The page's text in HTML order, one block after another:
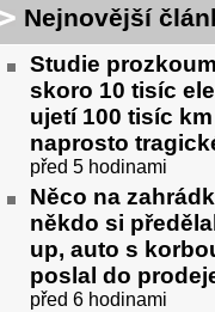
Nejnovější
Studie
skoro 10 tisíc
ujetí 100 tisíc
naprosto
před 5 hodinami
Něco na
někdo si
up, auto s
poslal do
před 6 hodinami